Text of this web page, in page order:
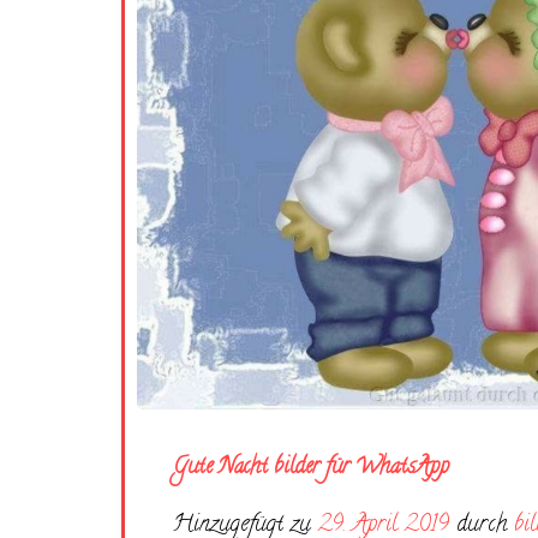
Gute Nacht bilder für WhatsApp
Hinzugefügt zu29. April 2019 durch